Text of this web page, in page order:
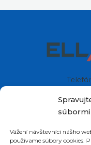
Vážení návštevníci nášho
používame súbory cookies.
Sídlo: